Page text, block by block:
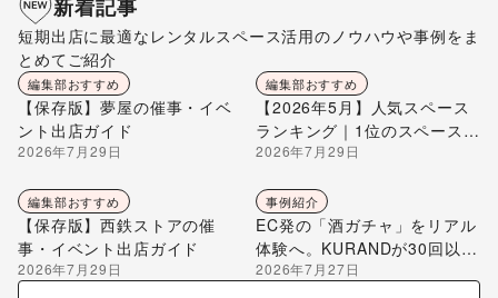
新着記事
短期出店に最適なレンタルスペース活用のノウハウや事例をま
とめてご紹介
編集部おすすめ
【保存版】夢屋の催事・イベ
ント出店ガイド
2026年7月29日
編集部おすすめ
【2026年5月】人気スペース
ランキング｜1位のスペースを
編集部が解説
2026年7月29日
編集部おすすめ
【保存版】西鉄ストアの催
事・イベント出店ガイド
2026年7月29日
事例紹介
EC発の「酒ガチャ」をリアル
体験へ。KURANDが30回以上
のポップアップ出店で届け
2026年7月27日